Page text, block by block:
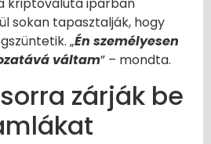
kriptovaluta iparban
sokan tapasztalják, hogy
„Én személyesen
váltam” – mondta.
zárják be